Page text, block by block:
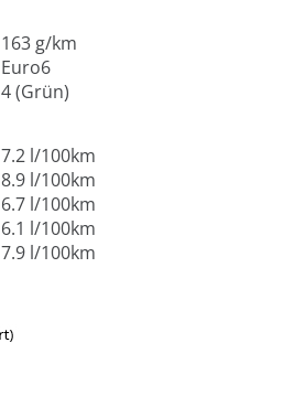
163 g/km
Euro6
4 (Grün)
7.2 l/100km
8.9 l/100km
6.7 l/100km
6.1 l/100km
7.9 l/100km